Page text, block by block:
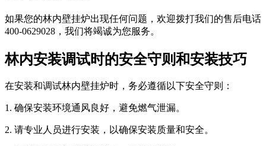
如果您的林内壁挂炉出现任何问题，欢迎拨打我们的售后电话
400-0629028，我们将竭诚为您服务。
林内安装调试时的安全守则和安装技巧
在安装和调试林内壁挂炉时，务必遵循以下安全守则：
1. 确保安装环境通风良好，避免燃气泄漏。
2. 请专业人员进行安装，以确保安装质量和安全。